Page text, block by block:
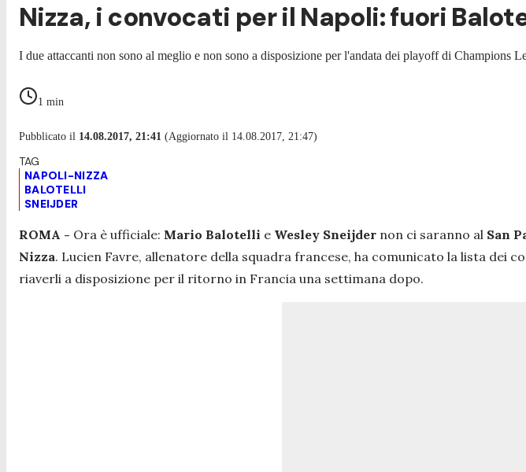
Nizza, i convocati per il Napoli: fuori
I due attaccanti non sono al meglio e non sono a disposizione per l'andata dei playoff di Champions
1 min
Pubblicato il 14.08.2017, 21:41 (Aggiornato il 14.08.2017, 21:47)
NAPOLI-NIZZA
BALOTELLI
SNEIJDER
ROMA - Ora è ufficiale: Mario Balotelli e Wesley Sneijder non ci saranno al San
Nizza. Lucien Favre, allenatore della squadra francese, ha comunicato la lista dei
riaverli a disposizione per il ritorno in Francia una settimana dopo.